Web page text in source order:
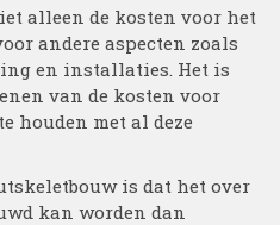
alleen de kosten voor het
andere aspecten zoals
en installaties. Het is
van de kosten voor
houden met al deze
is dat het over
kan worden dan